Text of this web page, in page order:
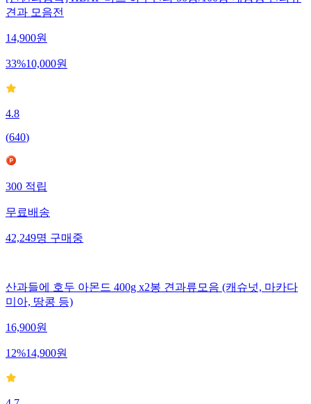
견과 모음전
14,900원
33%10,000원
4.8
(640)
300 적립
무료배송
42,249명 구매중
산과들에 호두 아몬드 400g x2봉 견과류모음 (캐슈넛, 마카다
미아, 땅콩 등)
16,900원
12%14,900원